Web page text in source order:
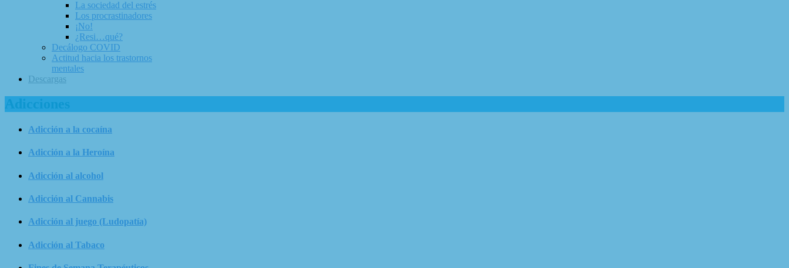
La sociedad del estrés
Los procrastinadores
¡No!
¿Resi…qué?
Decálogo COVID
Actitud hacia los trastornos
mentales
Descargas
Adicciones
Adicción a la cocaína
Adicción a la Heroína
Adicción al alcohol
Adicción al Cannabis
Adicción al juego (Ludopatía)
Adicción al Tabaco